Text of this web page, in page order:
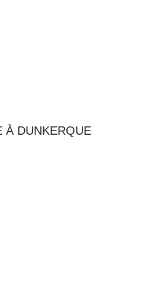
À DUNKERQUE